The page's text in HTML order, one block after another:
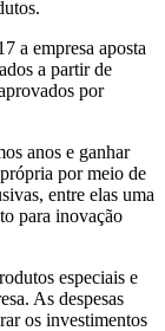
a empresa aposta
a partir de
por
anos e ganhar
por meio de
entre elas uma
para inovação
especiais e
As despesas
os investimentos